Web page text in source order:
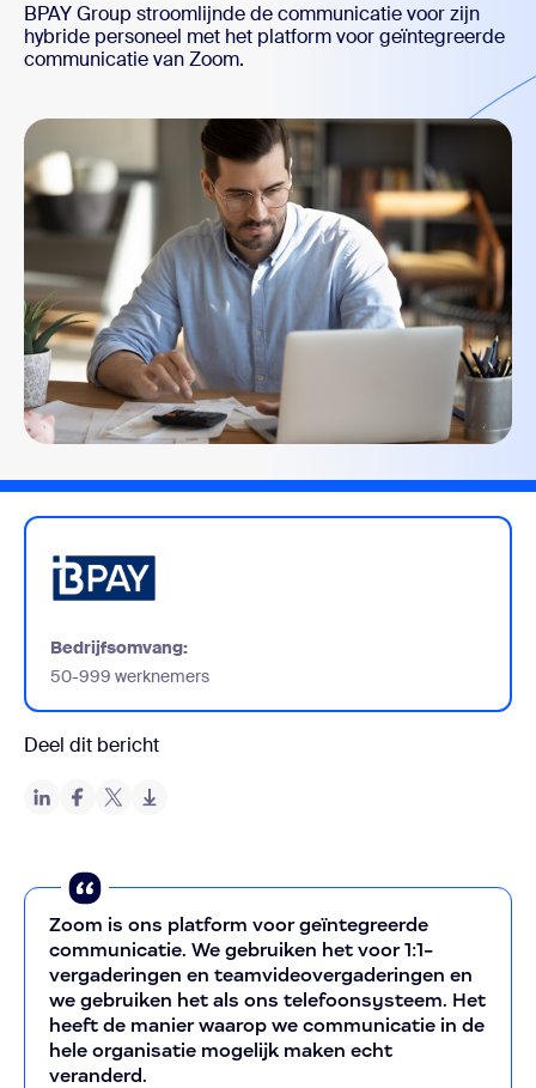
BPAY Group stroomlijnde de communicatie voor zijn
hybride personeel met het platform voor geïntegreerde
communicatie van Zoom.
Bedrijfsomvang:
50-999 werknemers
Deel dit bericht
Zoom is ons platform voor geïntegreerde
communicatie. We gebruiken het voor 1:1-
vergaderingen en teamvideovergaderingen en
we gebruiken het als ons telefoonsysteem. Het
heeft de manier waarop we communicatie in de
hele organisatie mogelijk maken echt
veranderd.